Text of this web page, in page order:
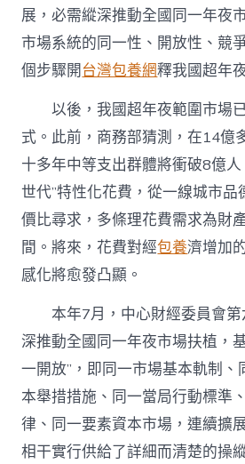
展，必需縱深推動全國同一年夜
市場系統的同一性、開放性、競
個步驟開台灣包養網釋我國超年
以後，我國超年夜範圍市場
式。此前，商務部猜測，在14億
十多年中等支出群體將衝破8億人
世代”特性化花費，從一線城市
價比尋求，多條理花費需求為財
間。將來，花費對經包養濟增加
感化將愈發凸顯。
本年7月，中心財經委員會
深推動全國同一年夜市場扶植，
一開放”，即同一市場基本軌制、
本舉措措施、同一當局行動標準
律、同一要素資本市場，連續擴
相干實行供給了詳細而清楚的操